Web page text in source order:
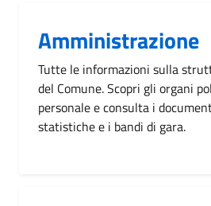
Amministrazione
Tutte le informazioni sulla
del Comune. Scopri gli organi
personale e consulta i
statistiche e i bandi di gara.